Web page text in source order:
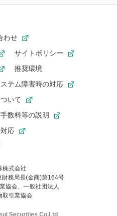
わせ
サイトポリシー
推奨環境
テム障害時の対応
いて
数料等の説明
応
株式会社
財務局長(金商)第164号
協会、一般社団法人
取引業協会
Securities Co,Ltd
限定の機能です。
らいつでもお気に入りのコンテ
。
要です。